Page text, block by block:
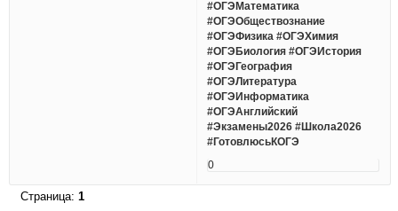
#ОГЭМатематика
#ОГЭОбществознание
#ОГЭФизика #ОГЭХимия
#ОГЭБиология #ОГЭИстория
#ОГЭГеография
#ОГЭЛитература
#ОГЭИнформатика
#ОГЭАнглийский
#Экзамены2026 #Школа2026
#ГотовлюсьКОГЭ
0
Страница: 1